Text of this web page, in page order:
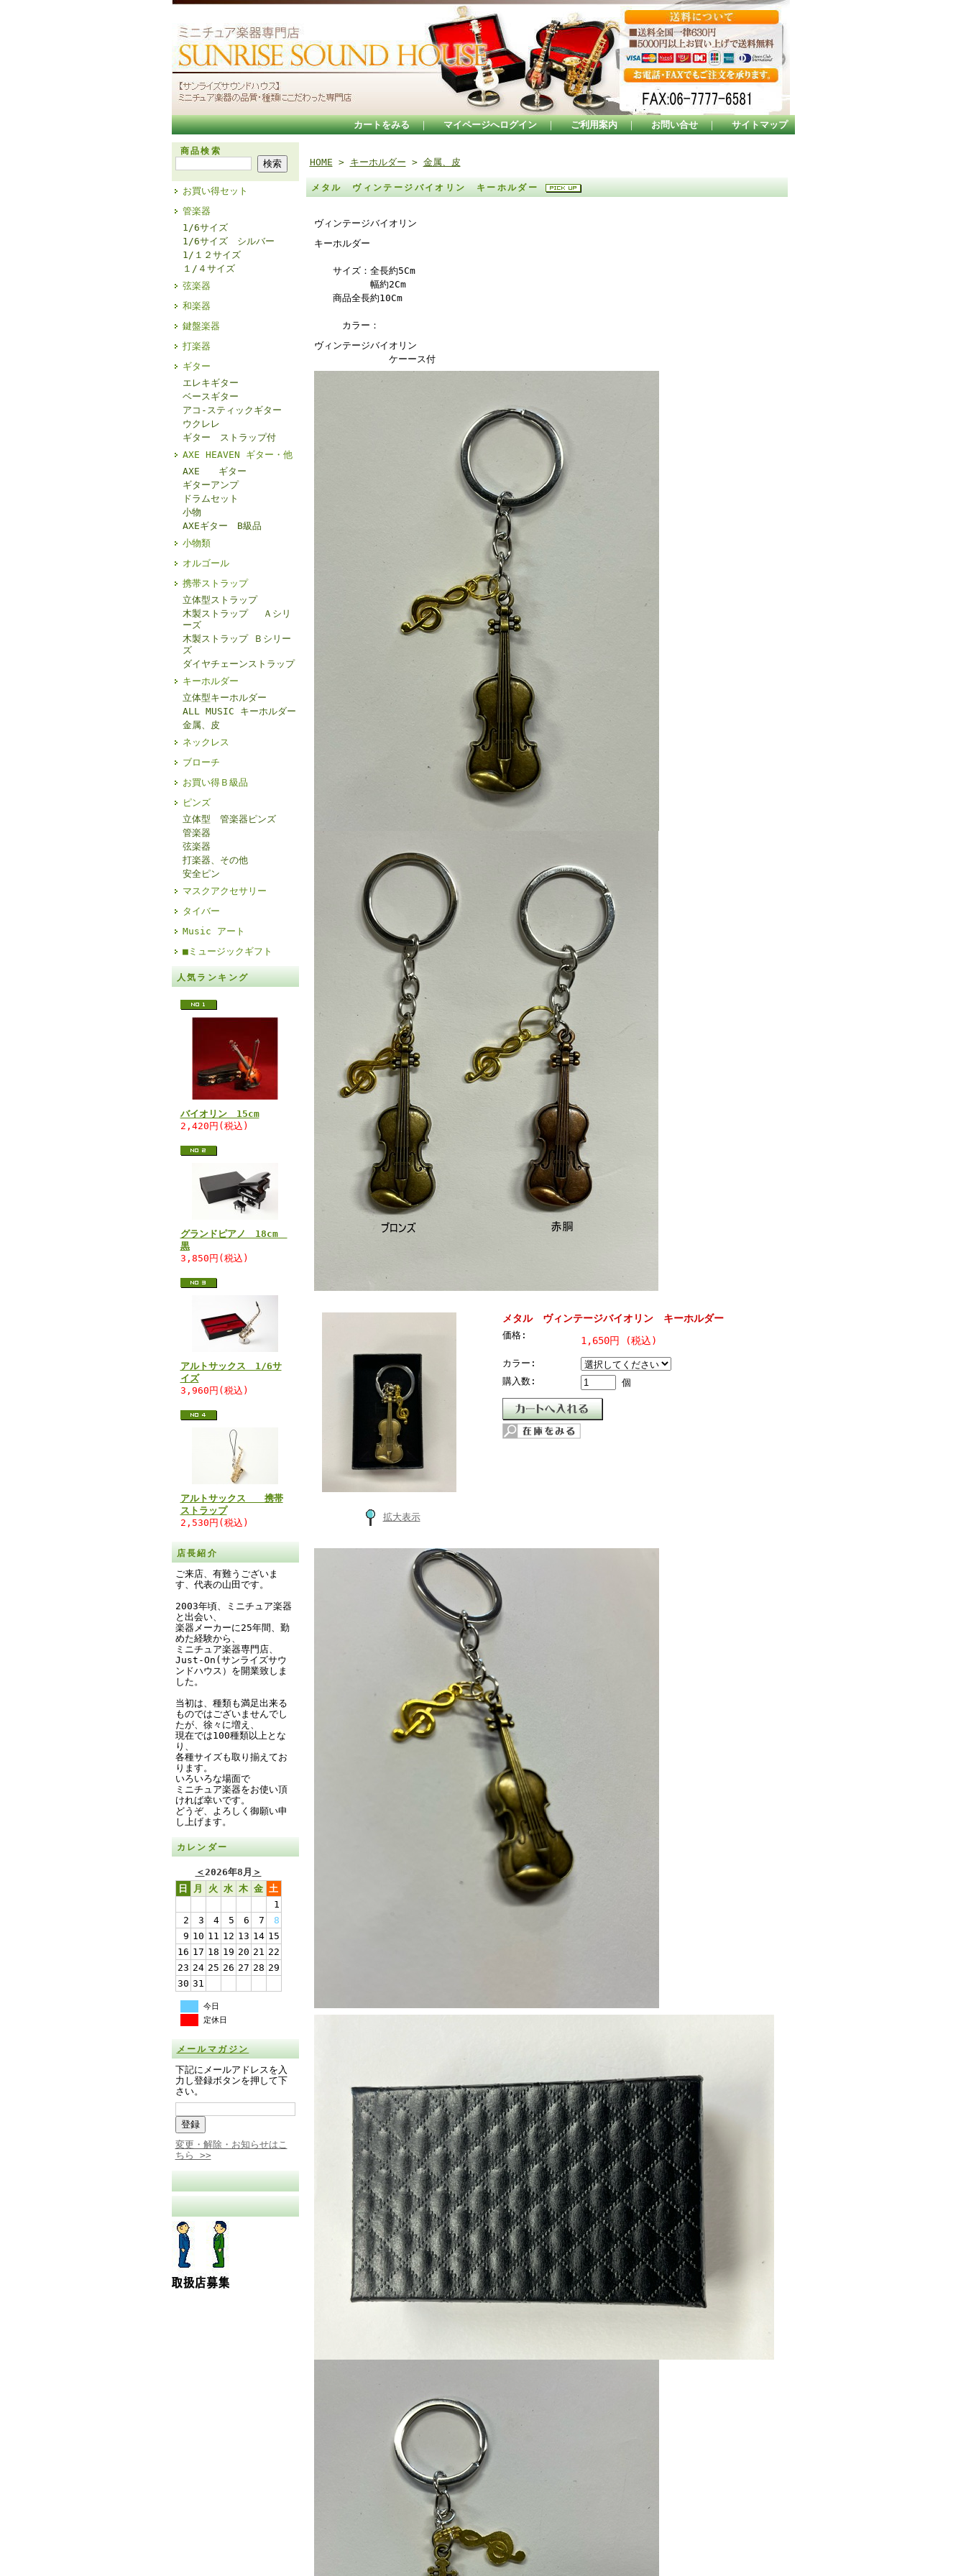
カートをみる ｜ マイページへログイン ｜ ご利用案内 ｜ お問い合せ ｜ サイトマップ
商品検索
お買い得セット
管楽器
1/6サイズ
1/6サイズ シルバー
1/１２サイズ
１/４サイズ
弦楽器
和楽器
鍵盤楽器
打楽器
ギター
エレキギター
ベースギター
アコ-スティックギター
ウクレレ
ギター ストラップ付
AXE HEAVEN ギター・他
AXE ギター
ギターアンプ
ドラムセット
小物
AXEギター B級品
小物類
オルゴール
携帯ストラップ
立体型ストラップ
木製ストラップ Ａシリ
ーズ
木製ストラップ Ｂシリー
ズ
ダイヤチェーンストラップ
キーホルダー
立体型キーホルダー
ALL MUSIC キーホルダー
金属、皮
ネックレス
ブローチ
お買い得Ｂ級品
ピンズ
立体型 管楽器ピンズ
管楽器
弦楽器
打楽器、その他
安全ピン
マスクアクセサリー
タイバー
Music アート
■ミュージックギフト
人気ランキング
バイオリン 15cm
2,420円(税込)
グランドピアノ 18cm
黒
3,850円(税込)
アルトサックス 1/6サ
イズ
3,960円(税込)
アルトサックス 携帯
ストラップ
2,530円(税込)
店長紹介
ご来店、有難うございま
す、代表の山田です。
2003年頃、ミニチュア楽器
と出会い、
楽器メーカーに25年間、勤
めた経験から、
ミニチュア楽器専門店、
Just-On(サンライズサウ
ンドハウス）を開業致しま
した。
当初は、種類も満足出来る
ものではございませんでし
たが、徐々に増え、
現在では100種類以上とな
り、
各種サイズも取り揃えてお
ります。
いろいろな場面で
ミニチュア楽器をお使い頂
ければ幸いです。
どうぞ、よろしく御願い申
し上げます。
カレンダー
＜2026年8月 ＞
日
月 火 水 木 金 土
1
2
3 4 5 6 7
8
9 10 11 12 13 14 15
16 17 18 19 20 21 22
23 24 25 26 27 28 29
30 31
今日
定休日
メールマガジン
下記にメールアドレスを入
力し登録ボタンを押して下
さい。
変更・解除・お知らせはこ
ちら >>
HOME > キーホルダー > 金属、皮
メタル ヴィンテージバイオリン キーホルダー
ヴィンテージバイオリン
キーホルダー
サイズ：全長約5Cm
幅約2Cm
商品全長約10Cm
カラー：
ヴィンテージバイオリン
ケーース付
拡大表示
メタル ヴィンテージバイオリン キーホルダー
価格: 1,650円 (税込)
カラー:
購入数:
個